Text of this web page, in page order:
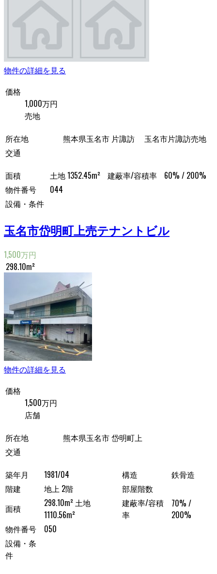
物件の詳細を見る
価格
1,000万円
売地
所在地
熊本県玉名市 片諏訪 玉名市片諏訪売地
交通
面積
土地 1352.45m² 建蔽率/容積率
60% / 200%
物件番号
044
設備・条件
玉名市岱明町上売テナントビル
1,500万円
298.10m²
物件の詳細を見る
価格
1,500万円
店舗
所在地
熊本県玉名市 岱明町上
交通
築年月
1981/04 構造
鉄骨造
階建
地上 2階
部屋階数
面積
298.10m² 土地
1110.56m²
建蔽率/容積
率
70% /
200%
物件番号
050
設備・条
件